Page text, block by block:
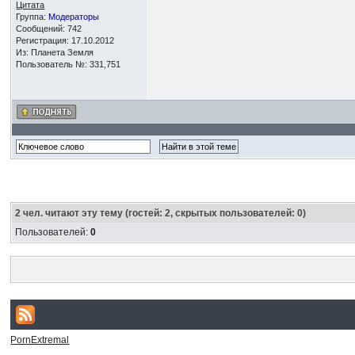
Цитата
Группа: Модераторы
Сообщений: 742
Регистрация: 17.10.2012
Из: Планета Земля
Пользователь №: 331,751
2 чел. читают эту тему (гостей: 2, скрытых пользователей: 0)
Пользователей:0
PornExtremal